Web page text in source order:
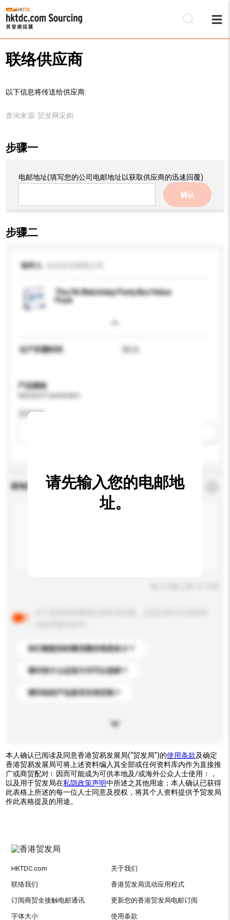
联络供应商
以下信息将传送给供应商:
查询来源: 贸发网采购
步骤一
电邮地址(填写您的公司电邮地址以获取供应商的迅速回覆)
确认
步骤二
收件人
The FA Matchday Party Box Value
Pack
生产所需时间 30 日
产品规格
适用年龄
查询内容 *必须填写
你们能提供的最优惠价格是多少？
请问有什么运送方式可以选择？
请问你的产品是否支持定制？
请先输入您的电邮地
址。
本人确认已阅读及同意香港贸易发展局(“贸发局”)的使用条款及确定
香港贸易发展局可将上述资料编入其全部或任何资料库内作为直接推
广或商贸配对﹝因而可能成为可供本地及/或海外公众人士使用﹞，
以及用于贸发局在私隐政策声明中所述之其他用途；本人确认已获得
此表格上所述的每一位人士同意及授权，将其个人资料提供予贸发局
作此表格提及的用途。
HKTDC.com 关于我们
联络我们 香港贸发局流动应用程式
订阅商贸全接触电邮通讯 更新您的香港贸发局电邮订阅
字体大小 使用条款